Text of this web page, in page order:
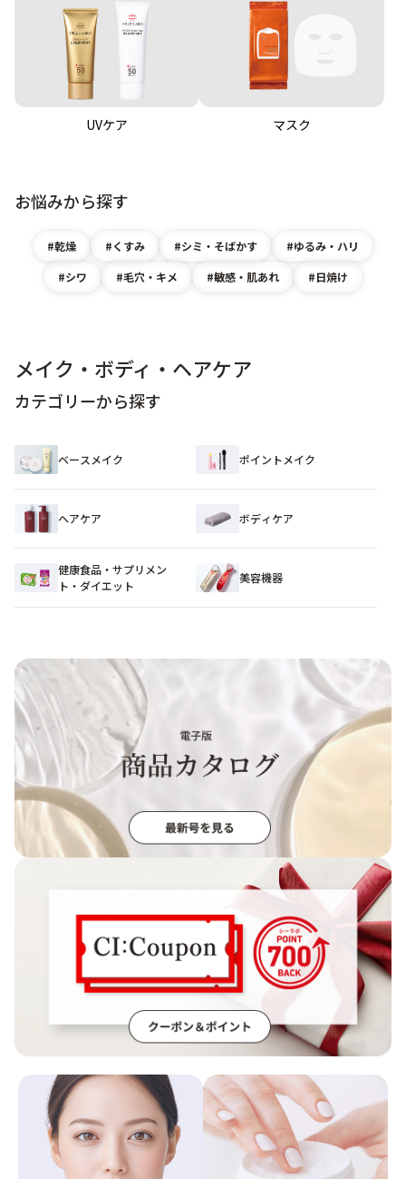
UVケア マスク
お悩みから探す
乾燥 くすみ シミ・そばかす
ゆるみ・ハリ
シワ
毛穴・キメ 敏感・肌あれ 日焼け
メイク・ボディ・ヘアケア
カテゴリーから探す
ベースメイク ポイントメイク
ヘアケア ボディケア
健康食品・サプリメン
ト・ダイエット​
美容機器